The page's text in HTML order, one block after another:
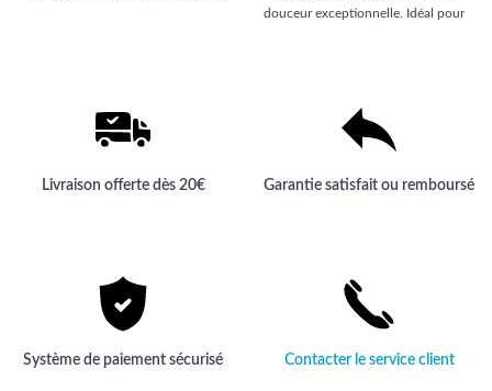
douceur exceptionnelle. Idéal pour
Livraison offerte dès 20€ Garantie satisfait ou remboursé
Système de paiement sécurisé Contacter le service client